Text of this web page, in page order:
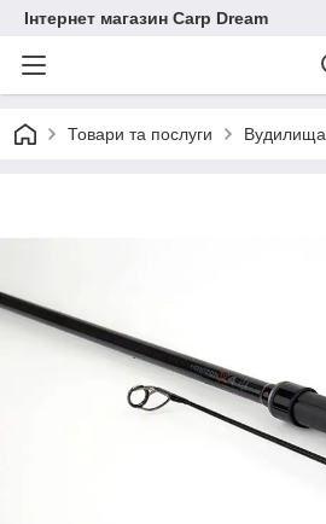
Інтернет магазин Carp Dream
Товари та послуги Вудилища